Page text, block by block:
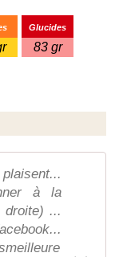
Glucides
83 gr
à la
droite) ...